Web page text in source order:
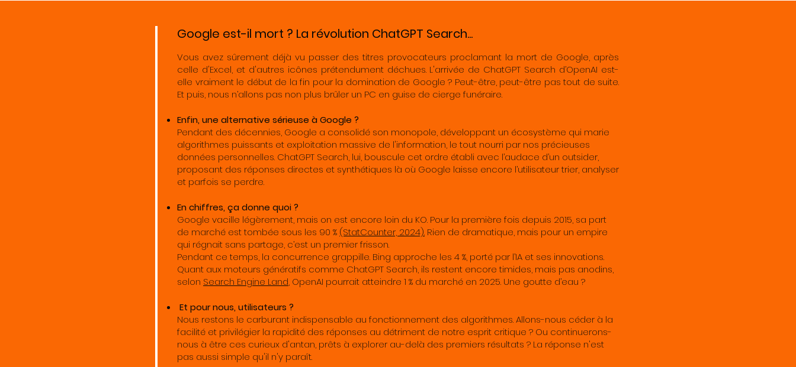
Google est-il mort ? La révolution ChatGPT Search...
Vous avez sûrement déjà vu passer des titres provocateurs proclamant la mort de Google, après
celle d'Excel, et d'autres icônes prétendument déchues. L'arrivée de ChatGPT Search d’OpenAI est-
elle vraiment le début de la fin pour la domination de Google ? Peut-être, peut-être pas tout de suite.
Et puis, nous n’allons pas non plus brûler un PC en guise de cierge funéraire.
Enfin, une alternative sérieuse à Google ?
Pendant des décennies, Google a consolidé son monopole, développant un écosystème qui marie
algorithmes puissants et exploitation massive de l'information, le tout nourri par nos précieuses
données personnelles. ChatGPT Search, lui, bouscule cet ordre établi avec l’audace d’un outsider,
proposant des réponses directes et synthétiques là où Google laisse encore l’utilisateur trier, analyser
et parfois se perdre.
En chiffres, ça donne quoi ?
Google vacille légèrement, mais on est encore loin du KO. Pour la première fois depuis 2015, sa part
de marché est tombée sous les 90 % (StatCounter, 2024). Rien de dramatique, mais pour un empire
qui régnait sans partage, c’est un premier frisson.
Pendant ce temps, la concurrence grappille. Bing approche les 4 %, porté par l’IA et ses innovations.
Quant aux moteurs génératifs comme ChatGPT Search, ils restent encore timides, mais pas anodins,
selon Search Engine Land, OpenAI pourrait atteindre 1 % du marché en 2025. Une goutte d’eau ?
Et pour nous, utilisateurs ?
Nous restons le carburant indispensable au fonctionnement des algorithmes. Allons-nous céder à la
facilité et privilégier la rapidité des réponses au détriment de notre esprit critique ? Ou continuerons-
nous à être ces curieux d'antan, prêts à explorer au-delà des premiers résultats ? La réponse n'est
pas aussi simple qu'il n'y paraît.